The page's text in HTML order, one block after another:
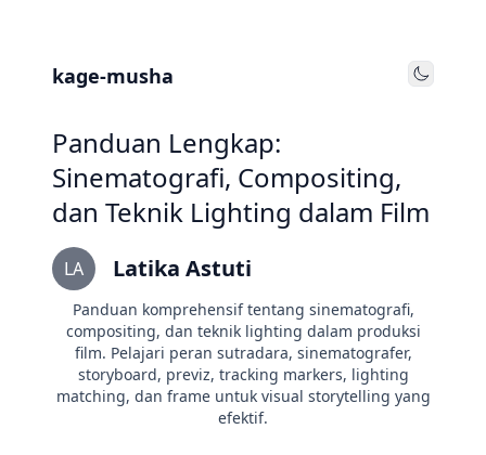
kage-musha Toggle
Panduan Lengkap:
Sinematografi, Compositing,
dan Teknik Lighting dalam Film
LA Latika Astuti
Panduan komprehensif tentang sinematografi,
compositing, dan teknik lighting dalam produksi
film. Pelajari peran sutradara, sinematografer,
storyboard, previz, tracking markers, lighting
matching, dan frame untuk visual storytelling yang
efektif.